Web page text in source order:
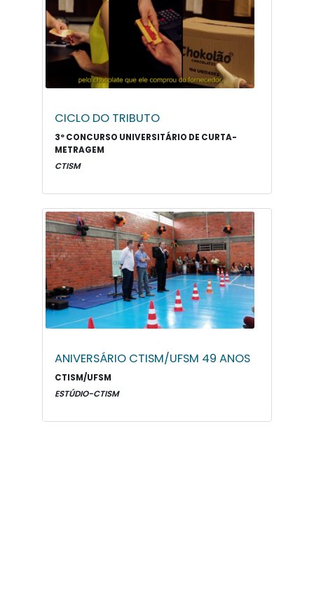
CICLO DO TRIBUTO
3º CONCURSO UNIVERSITÁRIO DE CURTA-
METRAGEM
CTISM
ANIVERSÁRIO CTISM/UFSM 49 ANOS
CTISM/UFSM
ESTÚDIO-CTISM